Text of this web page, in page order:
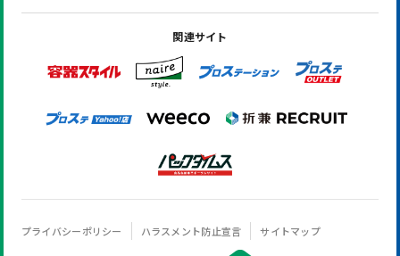
関連サイト
プライバシーポリシー ハラスメント防止宣言 サイトマップ